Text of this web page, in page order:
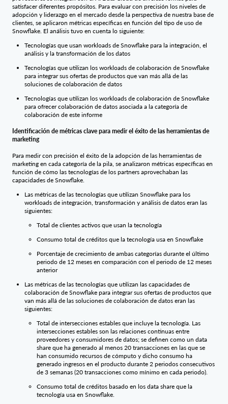
satisfacer diferentes propósitos. Para evaluar con precisión los niveles de
adopción y liderazgo en el mercado desde la perspectiva de nuestra base de
clientes, se aplicaron métricas específicas en función del tipo de uso de
Snowflake. El análisis tuvo en cuenta lo siguiente:
Tecnologías que usan workloads de Snowflake para la integración, el
análisis y la transformación de los datos
Tecnologías que utilizan los workloads de colaboración de Snowflake
para integrar sus ofertas de productos que van más allá de las
soluciones de colaboración de datos
Tecnologías que utilizan los workloads de colaboración de Snowflake
para ofrecer colaboración de datos asociada a la categoría de
colaboración de este informe
Identificación de métricas clave para medir el éxito de las herramientas de
marketing
Para medir con precisión el éxito de la adopción de las herramientas de
marketing en cada categoría de la pila, se analizaron métricas específicas en
función de cómo las tecnologías de los partners aprovechaban las
capacidades de Snowflake.
Las métricas de las tecnologías que utilizan Snowflake para los
workloads de integración, transformación y análisis de datos eran las
siguientes:
Total de clientes activos que usan la tecnología
Consumo total de créditos que la tecnología usa en Snowflake
Porcentaje de crecimiento de ambas categorías durante el último
periodo de 12 meses en comparación con el periodo de 12 meses
anterior
Las métricas de las tecnologías que utilizan las capacidades de
colaboración de Snowflake para integrar sus ofertas de productos que
van más allá de las soluciones de colaboración de datos eran las
siguientes:
Total de intersecciones estables que incluye la tecnología. Las
intersecciones estables son las relaciones continuas entre
proveedores y consumidores de datos; se definen como un data
share que ha generado al menos 20 transacciones en las que se
han consumido recursos de cómputo y dicho consumo ha
generado ingresos en el producto durante 2 periodos consecutivos
de 3 semanas (20 transacciones como mínimo en cada periodo).
Consumo total de créditos basado en los data share que la
tecnología usa en Snowflake.